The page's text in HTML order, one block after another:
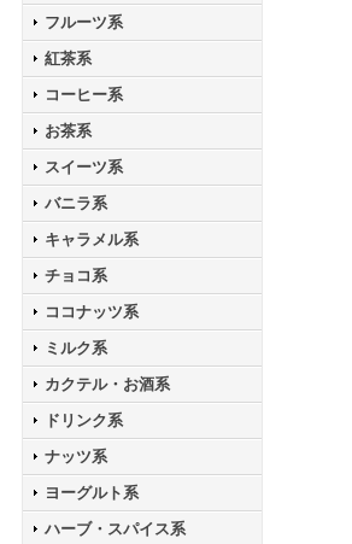
フルーツ系
紅茶系
コーヒー系
お茶系
スイーツ系
バニラ系
キャラメル系
チョコ系
ココナッツ系
ミルク系
カクテル・お酒系
ドリンク系
ナッツ系
ヨーグルト系
ハーブ・スパイス系